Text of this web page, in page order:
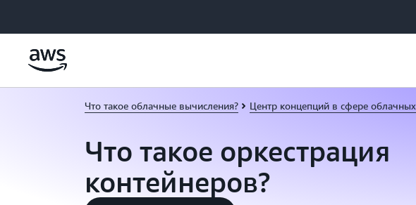
Что такое облачные вычисления? Центр концепций в сфере
Что такое оркестрация
контейнеров?